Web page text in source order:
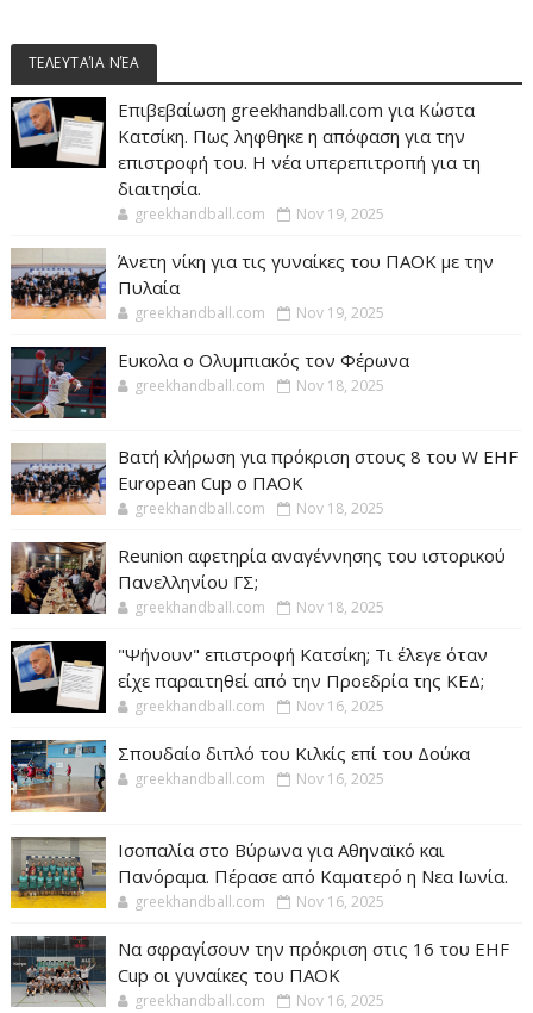
ΤΕΛΕΥΤΑΊΑ ΝΈΑ
Επιβεβαίωση greekhandball.com για Κώστα
Κατσίκη. Πως ληφθηκε η απόφαση για την
επιστροφή του. Η νέα υπερεπιτροπή για τη
διαιτησία.
greekhandball.com Nov 19, 2025
Άνετη νίκη για τις γυναίκες του ΠΑΟΚ με την
Πυλαία
greekhandball.com Nov 19, 2025
Ευκολα ο Ολυμπιακός τον Φέρωνα
greekhandball.com Nov 18, 2025
Βατή κλήρωση για πρόκριση στους 8 του W EHF
European Cup ο ΠΑΟΚ
greekhandball.com Nov 18, 2025
Reunion αφετηρία αναγέννησης του ιστορικού
Πανελληνίου ΓΣ;
greekhandball.com Nov 18, 2025
"Ψήνουν" επιστροφή Κατσίκη; Τι έλεγε όταν
είχε παραιτηθεί από την Προεδρία της ΚΕΔ;
greekhandball.com Nov 16, 2025
Σπουδαίο διπλό του Κιλκίς επί του Δούκα
greekhandball.com Nov 16, 2025
Ισοπαλία στο Βύρωνα για Αθηναϊκό και
Πανόραμα. Πέρασε από Καματερό η Νεα Ιωνία.
greekhandball.com Nov 16, 2025
Να σφραγίσουν την πρόκριση στις 16 του EHF
Cup οι γυναίκες του ΠΑΟΚ
greekhandball.com Nov 16, 2025